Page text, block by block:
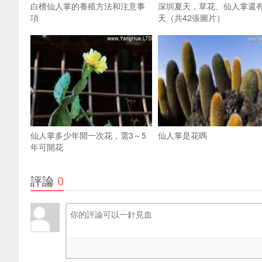
白檀仙人掌的養殖方法和注意事
項
深圳夏天，草花、仙人掌還
天（共42張圖片）
仙人掌多少年開一次花，需3～5
年可開花
仙人掌是花嗎
評論 0